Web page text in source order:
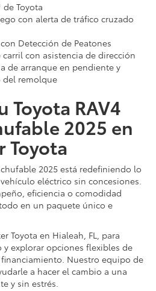
de Toyota
con alerta de tráfico cruzado
Detección de Peatones
con asistencia de dirección
de arranque en pendiente y
del remolque
Toyota RAV4
2025 en
Toyota
2025 está redefiniendo lo
eléctrico sin concesiones.
eficiencia o comodidad
en un paquete único e
Toyota en Hialeah, FL, para
explorar opciones flexibles de
Nuestro equipo de
a hacer el cambio a una
y sin estrés.